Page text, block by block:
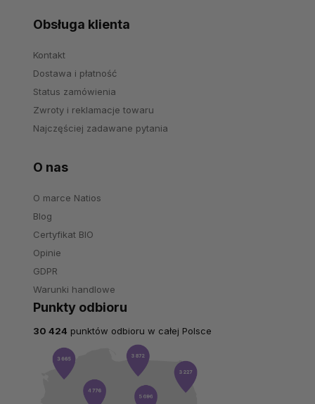
Obsługa klienta
Kontakt
Dostawa i płatność
Status zamówienia
Zwroty i reklamacje towaru
Najczęściej zadawane pytania
O nas
O marce Natios
Blog
Certyfikat BIO
Opinie
GDPR
Warunki handlowe
Punkty odbioru
30 424 punktów odbioru w całej Polsce